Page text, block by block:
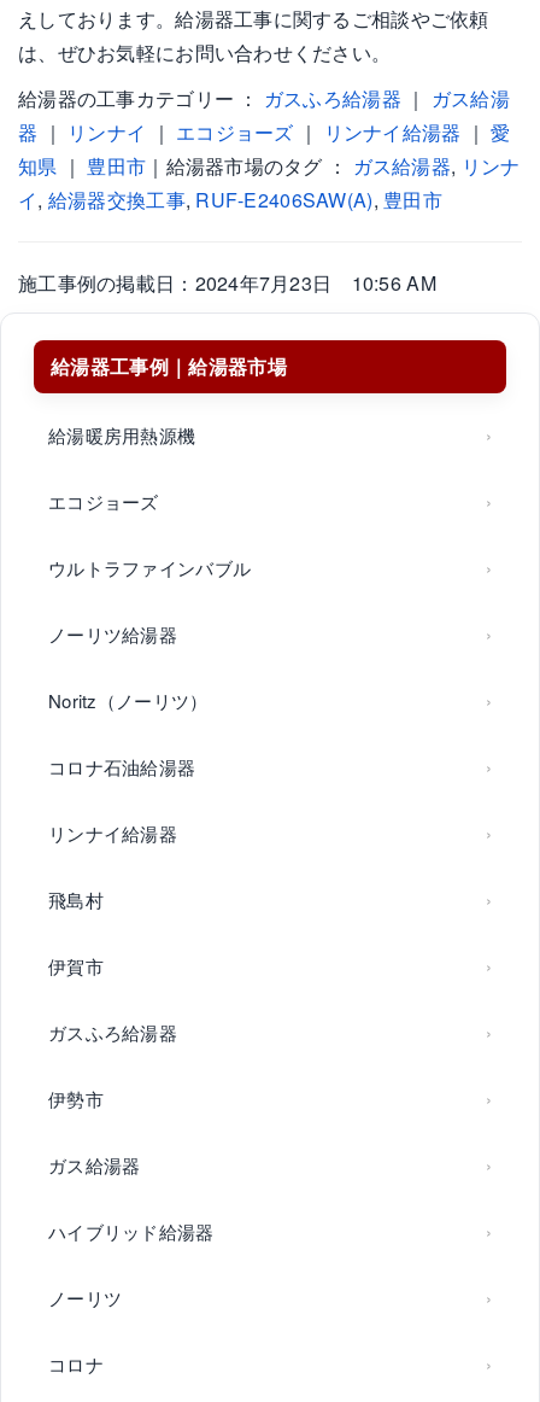
えしております。給湯器工事に関するご相談やご依頼
は、ぜひお気軽にお問い合わせください。
給湯器の工事カテゴリー ： ガスふろ給湯器 ｜ ガス給湯
器 ｜ リンナイ ｜ エコジョーズ ｜ リンナイ給湯器 ｜愛
知県 ｜ 豊田市 ｜給湯器市場のタグ ： ガス給湯器, リンナ
イ, 給湯器交換工事, RUF-E2406SAW(A), 豊田市
施工事例の掲載日：2024年7月23日 10:56 AM
給湯器工事例｜給湯器市場
給湯暖房用熱源機
エコジョーズ
ウルトラファインバブル
ノーリツ給湯器
Noritz（ノーリツ）
コロナ石油給湯器
リンナイ給湯器
飛島村
伊賀市
ガスふろ給湯器
伊勢市
ガス給湯器
ハイブリッド給湯器
ノーリツ
コロナ